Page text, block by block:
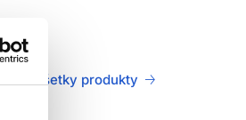
Všetky produkty